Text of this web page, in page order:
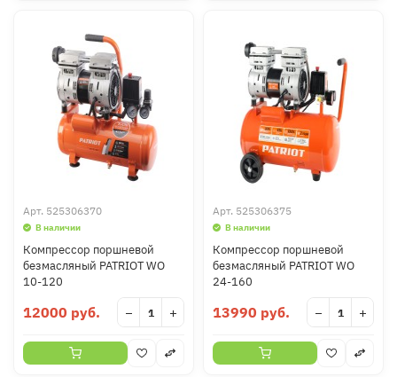
Арт. 525306370
В наличии
Компрессор поршневой
безмасляный PATRIOT WO
10-120
12000 руб. − +
Арт. 525306375
В наличии
Компрессор поршневой
безмасляный PATRIOT WO
24-160
13990 руб. − +